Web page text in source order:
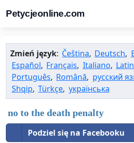
Petycjeonline.com
Zmień język: Čeština, Deutsch,
Español, Français, Italiano,
Português, Română, русский
Shqip, Türkçe, українська
no to the death penalty
Podziel się na Facebooku